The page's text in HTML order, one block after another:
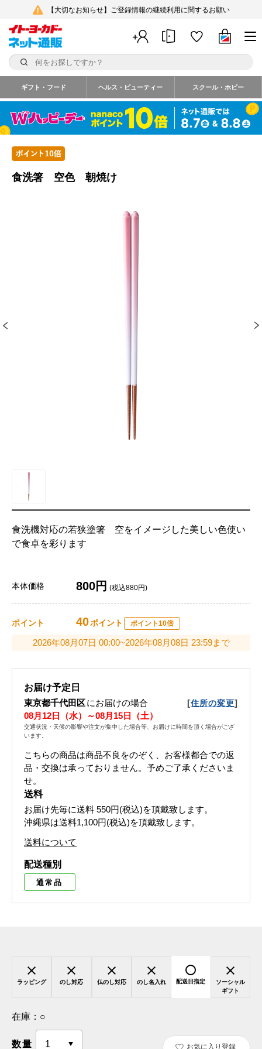
【大切なお知らせ】ご登録情報の継続利用に関するお願い
ギフト・フード ヘルス・ビューティー スクール・ホビー
食洗箸 空色 朝焼け
食洗機対応の若狭塗箸 空をイメージした美しい色使い
で食卓を彩ります
本体価格 800円 (税込880円)
ポイント 40ポイント ポイント10倍
2026年08月07日 00:00~2026年08月08日 23:59まで
お届け予定日
東京都千代田区にお届けの場合 [住所の変更]
08月12日（水）～08月15日（土）
交通状況・天候の影響や注文が集中した場合等、お届けに時間を頂く場合がござ
います。
こちらの商品は商品不良をのぞく、お客様都合での返
品・交換は承っておりません。予めご了承くださいま
せ。
送料
お届け先毎に送料 550円(税込)を頂戴致します。
沖縄県は送料1,100円(税込)を頂戴致します。
送料について
配送種別
通常品
ラッピング のし対応 仏のし対応 のし名入れ 配送日指定
ソーシャル
ギフト
在庫： ○
数量 お気に入り登録